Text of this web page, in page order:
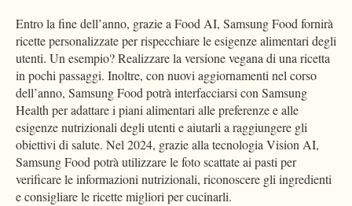
Entro la fine dell’anno, grazie a Food AI, Samsung Food fornirà
ricette personalizzate per rispecchiare le esigenze alimentari degli
utenti. Un esempio? Realizzare la versione vegana di una ricetta
in pochi passaggi. Inoltre, con nuovi aggiornamenti nel corso
dell’anno, Samsung Food potrà interfacciarsi con Samsung
Health per adattare i piani alimentari alle preferenze e alle
esigenze nutrizionali degli utenti e aiutarli a raggiungere gli
obiettivi di salute. Nel 2024, grazie alla tecnologia Vision AI,
Samsung Food potrà utilizzare le foto scattate ai pasti per
verificare le informazioni nutrizionali, riconoscere gli ingredienti
e consigliare le ricette migliori per cucinarli.